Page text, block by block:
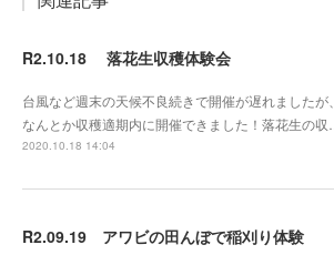
R2.10.18 落花生収穫体験会
台風など週末の天候不良続きで開催が遅れましたが、
なんとか収穫適期内に開催できました！落花生の収…
2020.10.18 14:04
R2.09.19 アワビの田んぼで稲刈り体験